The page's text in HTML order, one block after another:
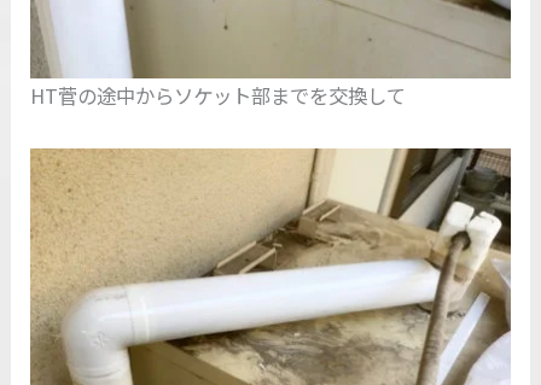
HT菅の途中からソケット部までを交換して